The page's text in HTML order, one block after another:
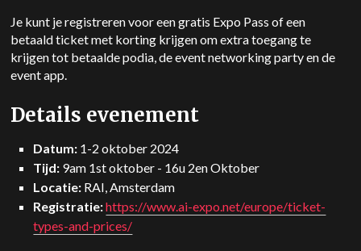
Je kunt je registreren voor een gratis Expo Pass of een
betaald ticket met korting krijgen om extra toegang te
krijgen tot betaalde podia, de event networking party en de
event app.
Details evenement
Datum: 1-2 oktober 2024
Tijd: 9am 1stoktober - 16u 2enOktober
Locatie: RAI, Amsterdam
Registratie:https://www.ai-expo.net/europe/ticket-
types-and-prices/